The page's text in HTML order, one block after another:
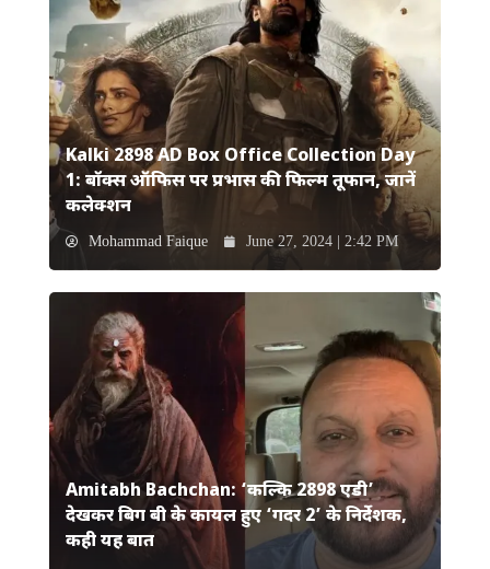
Kalki 2898 AD Box Office Collection Day
1: बॉक्स ऑफिस पर प्रभास की फिल्म तूफान, जानें
कलेक्शन
Mohammad Faique June 27, 2024 | 2:42 PM
Amitabh Bachchan: ‘कल्कि 2898 एडी’
देखकर बिग बी के कायल हुए ‘गदर 2’ के निर्देशक,
कही यह बात